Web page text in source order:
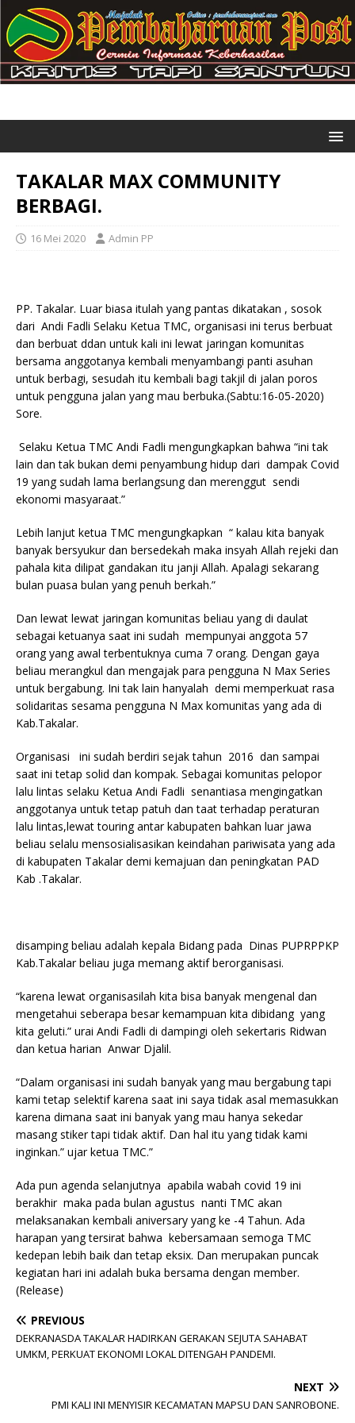
TAKALAR MAX COMMUNITY
BERBAGI.
16 Mei 2020 Admin PP
PP. Takalar. Luar biasa itulah yang pantas dikatakan , sosok
dari Andi Fadli Selaku Ketua TMC, organisasi ini terus berbuat
dan berbuat ddan untuk kali ini lewat jaringan komunitas
bersama anggotanya kembali menyambangi panti asuhan
untuk berbagi, sesudah itu kembali bagi takjil di jalan poros
untuk pengguna jalan yang mau berbuka.(Sabtu:16-05-2020)
Sore.
Selaku Ketua TMC Andi Fadli mengungkapkan bahwa “ini tak
lain dan tak bukan demi penyambung hidup dari dampak Covid
19 yang sudah lama berlangsung dan merenggut sendi
ekonomi masyaraat.”
Lebih lanjut ketua TMC mengungkapkan “ kalau kita banyak
banyak bersyukur dan bersedekah maka insyah Allah rejeki dan
pahala kita dilipat gandakan itu janji Allah. Apalagi sekarang
bulan puasa bulan yang penuh berkah.”
Dan lewat lewat jaringan komunitas beliau yang di daulat
sebagai ketuanya saat ini sudah mempunyai anggota 57
orang yang awal terbentuknya cuma 7 orang. Dengan gaya
beliau merangkul dan mengajak para pengguna N Max Series
untuk bergabung. Ini tak lain hanyalah demi memperkuat rasa
solidaritas sesama pengguna N Max komunitas yang ada di
Kab.Takalar.
Organisasi ini sudah berdiri sejak tahun 2016 dan sampai
saat ini tetap solid dan kompak. Sebagai komunitas pelopor
lalu lintas selaku Ketua Andi Fadli senantiasa mengingatkan
anggotanya untuk tetap patuh dan taat terhadap peraturan
lalu lintas,lewat touring antar kabupaten bahkan luar jawa
beliau selalu mensosialisasikan keindahan pariwisata yang ada
di kabupaten Takalar demi kemajuan dan peningkatan PAD
Kab .Takalar.
disamping beliau adalah kepala Bidang pada Dinas PUPRPPKP
Kab.Takalar beliau juga memang aktif berorganisasi.
“karena lewat organisasilah kita bisa banyak mengenal dan
mengetahui seberapa besar kemampuan kita dibidang yang
kita geluti.” urai Andi Fadli di dampingi oleh sekertaris Ridwan
dan ketua harian Anwar Djalil.
“Dalam organisasi ini sudah banyak yang mau bergabung tapi
kami tetap selektif karena saat ini saya tidak asal memasukkan
karena dimana saat ini banyak yang mau hanya sekedar
masang stiker tapi tidak aktif. Dan hal itu yang tidak kami
inginkan.” ujar ketua TMC.”
Ada pun agenda selanjutnya apabila wabah covid 19 ini
berakhir maka pada bulan agustus nanti TMC akan
melaksanakan kembali aniversary yang ke -4 Tahun. Ada
harapan yang tersirat bahwa kebersamaan semoga TMC
kedepan lebih baik dan tetap eksix. Dan merupakan puncak
kegiatan hari ini adalah buka bersama dengan member.
(Release)
PREVIOUS
DEKRANASDA TAKALAR HADIRKAN GERAKAN SEJUTA SAHABAT
UMKM, PERKUAT EKONOMI LOKAL DITENGAH PANDEMI.
NEXT
PMI KALI INI MENYISIR KECAMATAN MAPSU DAN SANROBONE.